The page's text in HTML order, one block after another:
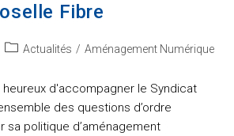
Fibre
PostActualités / Aménagement Numérique
d'accompagner le Syndicat
des questions d’ordre
sa politique d’aménagement